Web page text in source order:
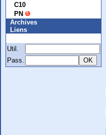
C10
PN
Archives
Liens
Util.
Pass.